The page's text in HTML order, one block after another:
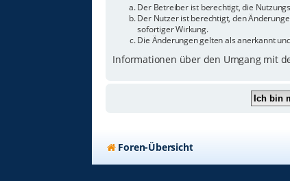
Der Betreiber ist berechtigt, die
Der Nutzer ist berechtigt, den
sofortiger Wirkung.
Die Änderungen gelten als anerkannt
Informationen über den Umgang mit
Foren-Übersicht